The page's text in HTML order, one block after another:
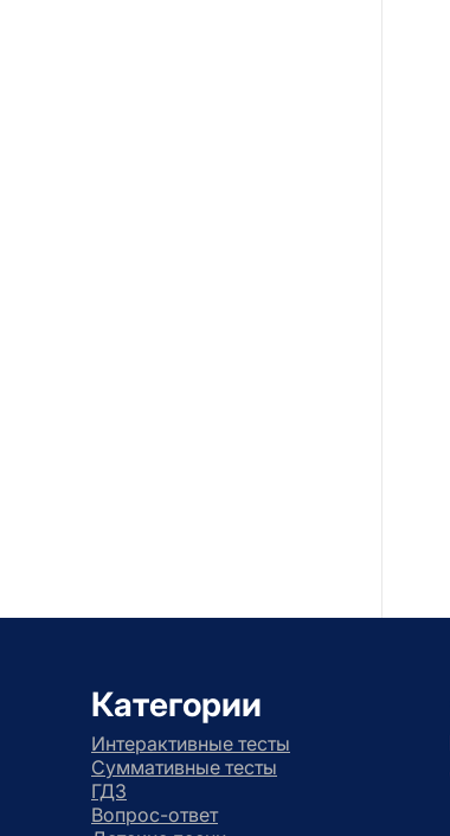
Категории
Интерактивные тесты
Суммативные тесты
ГДЗ
Вопрос-ответ